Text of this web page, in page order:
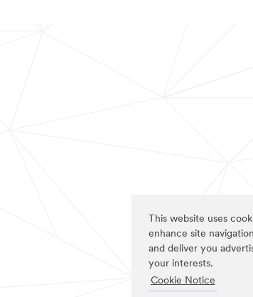
This website uses
enhance site
and deliver you
your interests.
Cookie Notice